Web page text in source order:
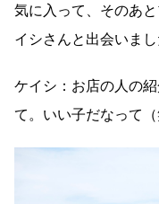
気に入って、そのあ
イシさんと出会いまし
ケイシ：お店の人の
て。いい子だなって（